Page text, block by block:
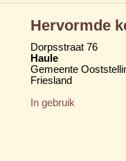
Hervormde
Dorpsstraat 76
Haule
Gemeente
Friesland
In gebruik